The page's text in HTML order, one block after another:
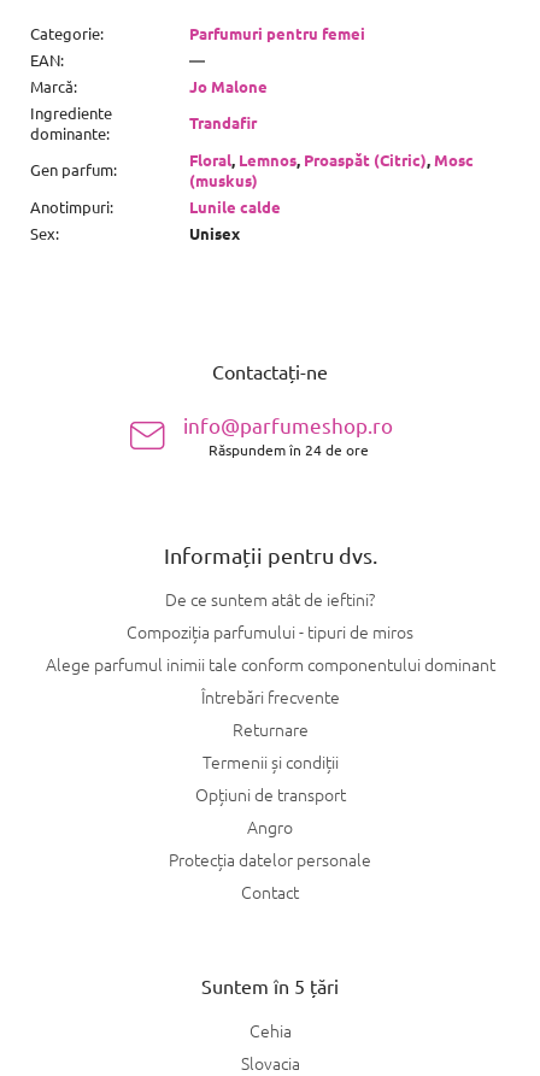
Categorie:
Parfumuri pentru femei
EAN:
—
Marcă:
Jo Malone
Ingrediente
dominante:
Trandafir
Gen parfum: Floral, Lemnos, Proaspăt (Citric),Mosc
(muskus)
Anotimpuri:
Lunile calde
Sex: Unisex
Contactați-ne
info@parfumeshop.ro
Răspundem în 24 de ore
Informații pentru dvs.
De ce suntem atât de ieftini?
Compoziția parfumului - tipuri de miros
Alege parfumul inimii tale conform componentului dominant
Întrebări frecvente
Returnare
Termenii și condiții
Opțiuni de transport
Angro
Protecția datelor personale
Contact
Suntem în 5 țări
Cehia
Slovacia